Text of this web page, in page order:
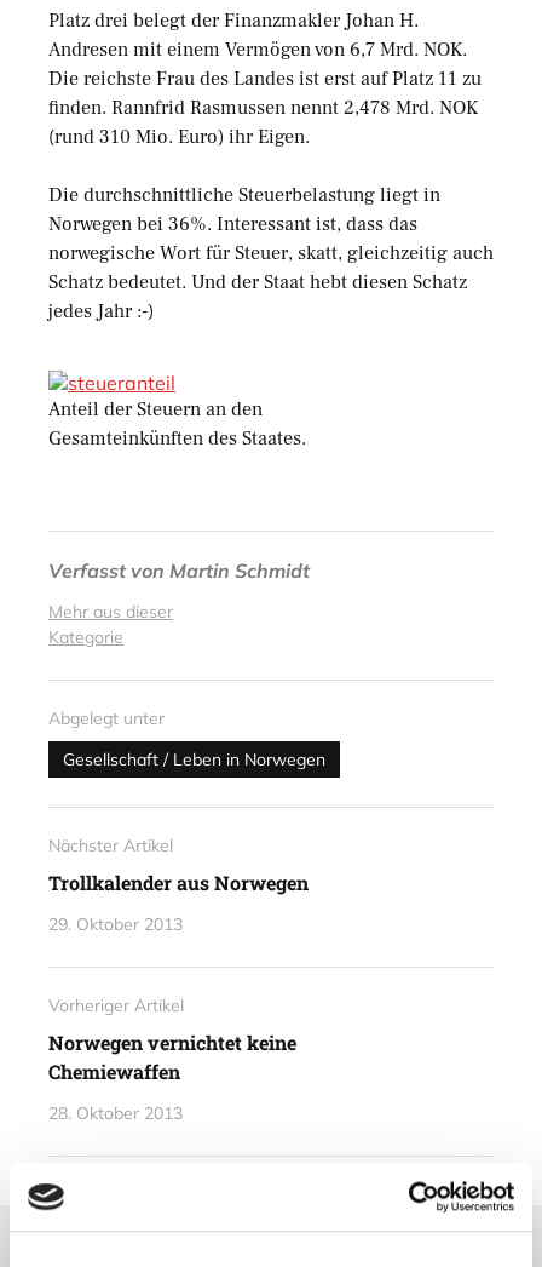
Platz drei belegt der Finanzmakler Johan H.
Andresen mit einem Vermögen von 6,7 Mrd. NOK.
Die reichste Frau des Landes ist erst auf Platz 11 zu
finden. Rannfrid Rasmussen nennt 2,478 Mrd. NOK
(rund 310 Mio. Euro) ihr Eigen.
Die durchschnittliche Steuerbelastung liegt in
Norwegen bei 36%. Interessant ist, dass das
norwegische Wort für Steuer, skatt, gleichzeitig auch
Schatz bedeutet. Und der Staat hebt diesen Schatz
jedes Jahr :-)
Anteil der Steuern an den
Gesamteinkünften des Staates.
Verfasst von Martin Schmidt
Mehr aus dieser
Kategorie
Abgelegt unter
Gesellschaft / Leben in Norwegen
Nächster Artikel
Trollkalender aus Norwegen
29. Oktober 2013
Vorheriger Artikel
Norwegen vernichtet keine
Chemiewaffen
28. Oktober 2013